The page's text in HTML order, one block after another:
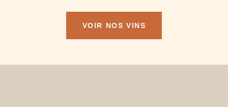
VOIR NOS VINS